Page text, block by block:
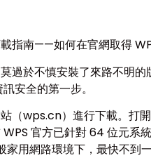
載指南——如何在官網取得
過於不慎安裝了來路不明
安全的第一步。
（wps.cn）進行下載。
官方已針對 64 位元
用網路環境下，最快不到